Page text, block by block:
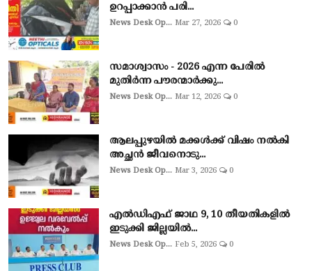
ഉറപ്പാക്കാന്‍ പരി...
News Desk Op... Mar 27, 2026 0
സമാശ്വാസം - 2026 എന്ന പേരിൽ
മുതിർന്ന പൗരന്മാർക്കു...
News Desk Op... Mar 12, 2026 0
ആലപ്പുഴയില്‍ മക്കള്‍ക്ക് വിഷം നല്‍കി
അച്ഛൻ ജീവനൊടു...
News Desk Op... Mar 3, 2026 0
എല്‍ഡിഎഫ് ജാഥ 9, 10 തീയതികളില്‍
ഇടുക്കി ജില്ലയില്‍...
News Desk Op... Feb 5, 2026 0